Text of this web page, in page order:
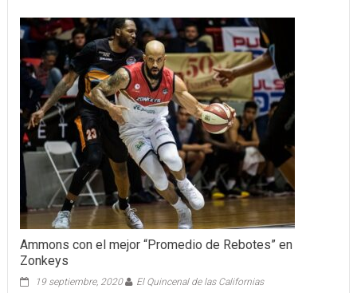
ENCUENTRO
BINACIONAL
DE
PROVEEDURÍA
Ammons con el mejor “Promedio de Rebotes” en
Zonkeys
19 septiembre, 2020
El Quincenal de las Californias